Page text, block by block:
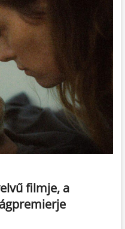
filmje, a